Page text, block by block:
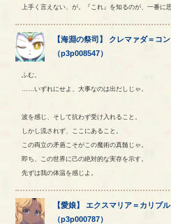
上手く言えない、が。『これ』を知るのが、一番に
【海淵の祭司 】 クレマァダ＝ コン
（p3p008547）
ふむ。
……いずれにせよ、大事なのは出だしじゃ。
波を感じ、そして抗わず受け入れること。
しかし流されず、ここにあること。
この両立の矛盾こそがこの魔術の真髄じゃ。
即ち、この世界に己の絶対的な実存を示す。
先ずは我の体温を感じよ。
【愛娘】 エクスマリア＝ カリブ
（p3p000787）